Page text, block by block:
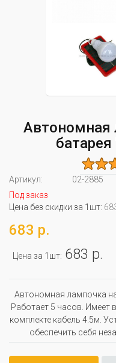
Автономная
батарея
Артикул:
02-2885
Под заказ
Цена без скидки за 1шт:
683 р.
Цена за 1шт: 683 р.
Автономная лампочка
Работает 5 часов. Имеет
комплекте кабель 4.5м.
обеспечить себя